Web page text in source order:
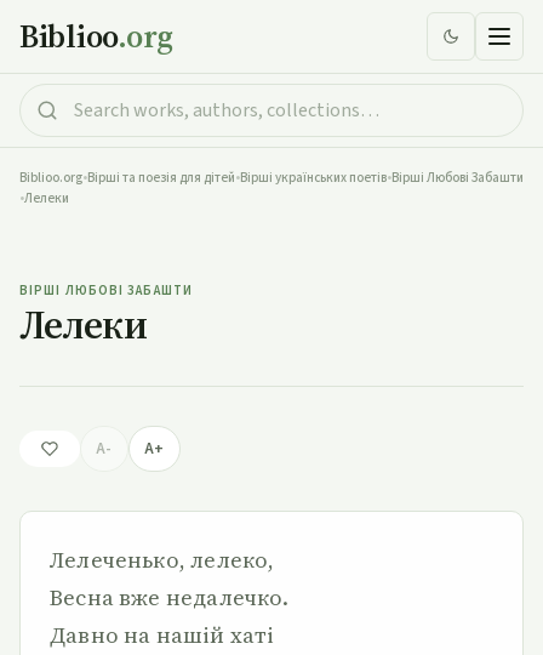
Biblioo.org
Biblioo.org•Вірші та поезія для дітей•Вірші українських поетів•Вірші Любові Забашти
•Лелеки
ВІРШІ ЛЮБОВІ ЗАБАШТИ
Лелеки
A- A+
Лелеченько, лелеко,
Весна вже недалечко.
Давно на нашій хаті